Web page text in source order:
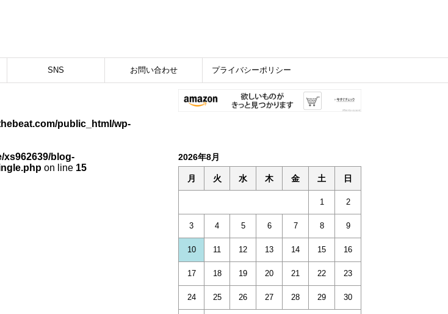
SNS お問い合わせ プライバシーポリシー
public_html/wp-
xs962639/blog-
on line 15
2026年8月
月 火 水 木 金 土 日
1 2
3 4 5 6 7 8 9
10 11 12 13 14 15 16
17 18 19 20 21 22 23
24 25 26 27 28 29 30